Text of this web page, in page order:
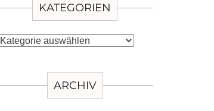
KATEGORIEN
Kategorien
ARCHIV